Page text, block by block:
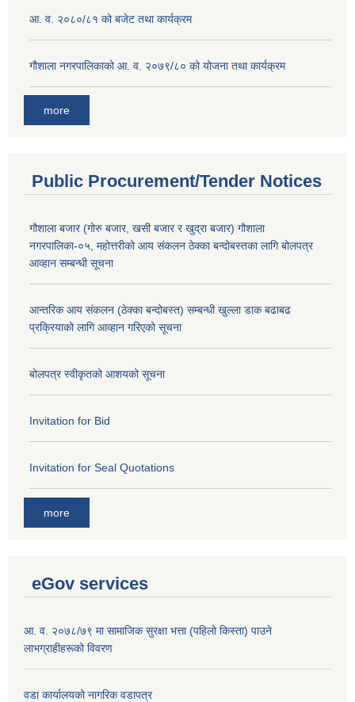
आ. व. २०८०/८१ को बजेट तथा कार्यक्रम
गौशाला नगरपालिकाको आ. व. २०७९/८० को योजना तथा कार्यक्रम
more
Public Procurement/Tender Notices
गौशाला बजार (गोरु बजार, खसी बजार र खुद्रा बजार) गौशाला
नगरपालिका-०५, महोत्तरीको आय संकलन ठेक्का बन्दोबस्तका लागि बोलपत्र
आव्हान सम्बन्धी सूचना
आन्तरिक आय संकलन (ठेक्का बन्दोबस्त) सम्बन्धी खुल्ला डाक बढाबढ
प्रक्रियाको लागि आव्हान गरिएको सूचना
बोलपत्र स्वीकृतको आशयको सूचना
Invitation for Bid
Invitation for Seal Quotations
more
eGov services
आ. व. २०७८/७९ मा सामाजिक सुरक्षा भत्ता (पहिलो किस्ता) पाउने
लाभग्राहीहरूको विवरण
वडा कार्यालयको नागरिक वडापत्र